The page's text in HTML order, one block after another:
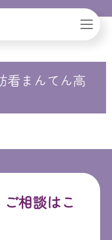
看まんてん高
相談はこ